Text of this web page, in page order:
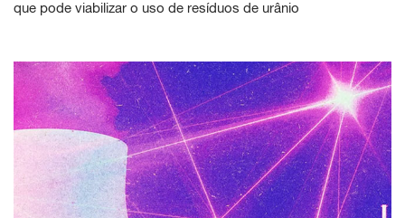
que pode viabilizar o uso de resíduos de urânio